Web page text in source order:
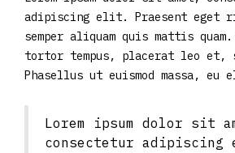
adipiscing elit. Praesent eget
semper aliquam quis mattis
tortor tempus, placerat leo et,
Phasellus ut euismod massa, eu
Lorem ipsum dolor sit
consectetur